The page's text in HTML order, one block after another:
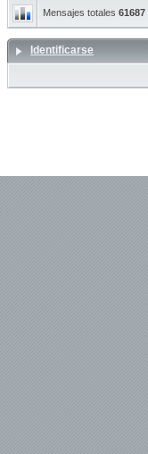
Mensajes totales 61687
Identificarse